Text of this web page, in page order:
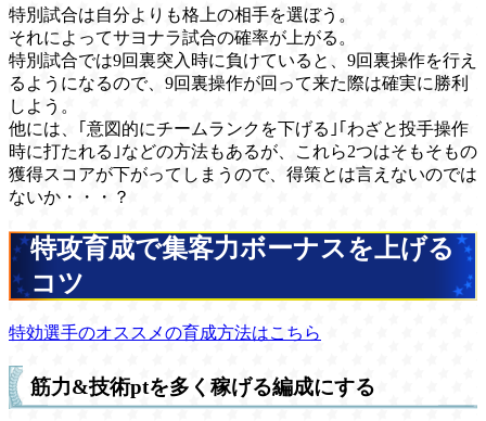
特別試合は自分よりも格上の相手を選ぼう。
それによってサヨナラ試合の確率が上がる。
特別試合では9回裏突入時に負けていると、9回裏操作を行え
るようになるので、9回裏操作が回って来た際は確実に勝利
しよう。
他には、｢意図的にチームランクを下げる｣｢わざと投手操作
時に打たれる｣などの方法もあるが、これら2つはそもそもの
獲得スコアが下がってしまうので、得策とは言えないのでは
ないか・・・？
特攻育成で集客力ボーナスを上げる
コツ
特効選手のオススメの育成方法はこちら
筋力&技術ptを多く稼げる編成にする